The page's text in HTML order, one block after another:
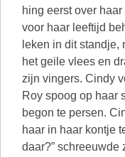
hing eerst over
voor haar leeftijd
leken in dit standje,
het geile vlees en
zijn vingers. Cindy
Roy spoog op haar
begon te persen.
haar in haar kontje
daar?” schreeuwde